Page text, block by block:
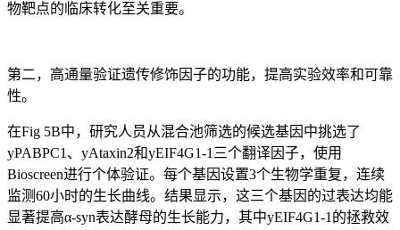
物靶点的临床转化至关重要。
第二，高通量验证遗传修饰因子的功能，提高实验效率和可靠
性。
在Fig 5B中，研究人员从混合池筛选的候选基因中挑选了
yPABPC1、yAtaxin2和yEIF4G1-1三个翻译因子，使用
Bioscreen进行个体验证。每个基因设置3个生物学重复，连续
监测60小时的生长曲线。结果显示，这三个基因的过表达均能
显著提高α-syn表达酵母的生长能力，其中yEIF4G1-1的拯救效